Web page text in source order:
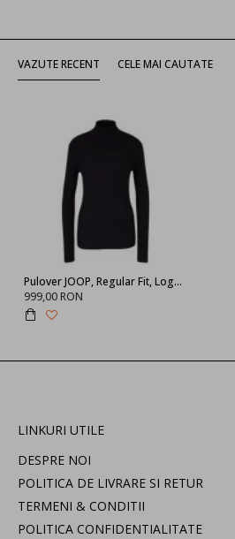
VAZUTE RECENT CELE MAI CAUTATE
Pulover JOOP, Regular Fit, Logo Details, Black
999,00 RON
LINKURI UTILE
DESPRE NOI
POLITICA DE LIVRARE SI RETUR
TERMENI & CONDITII
POLITICA CONFIDENTIALITATE